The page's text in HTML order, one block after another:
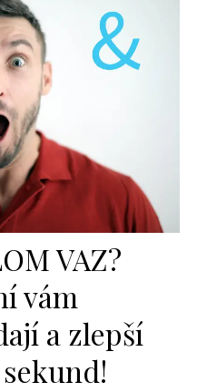
VAZ?
vám
a zlepší